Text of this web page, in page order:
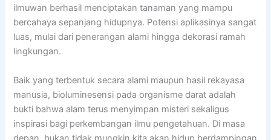
ilmuwan berhasil menciptakan tanaman yang mampu
bercahaya sepanjang hidupnya. Potensi aplikasinya sangat
luas, mulai dari penerangan alami hingga dekorasi ramah
lingkungan.
Baik yang terbentuk secara alami maupun hasil rekayasa
manusia, bioluminesensi pada organisme darat adalah
bukti bahwa alam terus menyimpan misteri sekaligus
inspirasi bagi perkembangan ilmu pengetahuan. Di masa